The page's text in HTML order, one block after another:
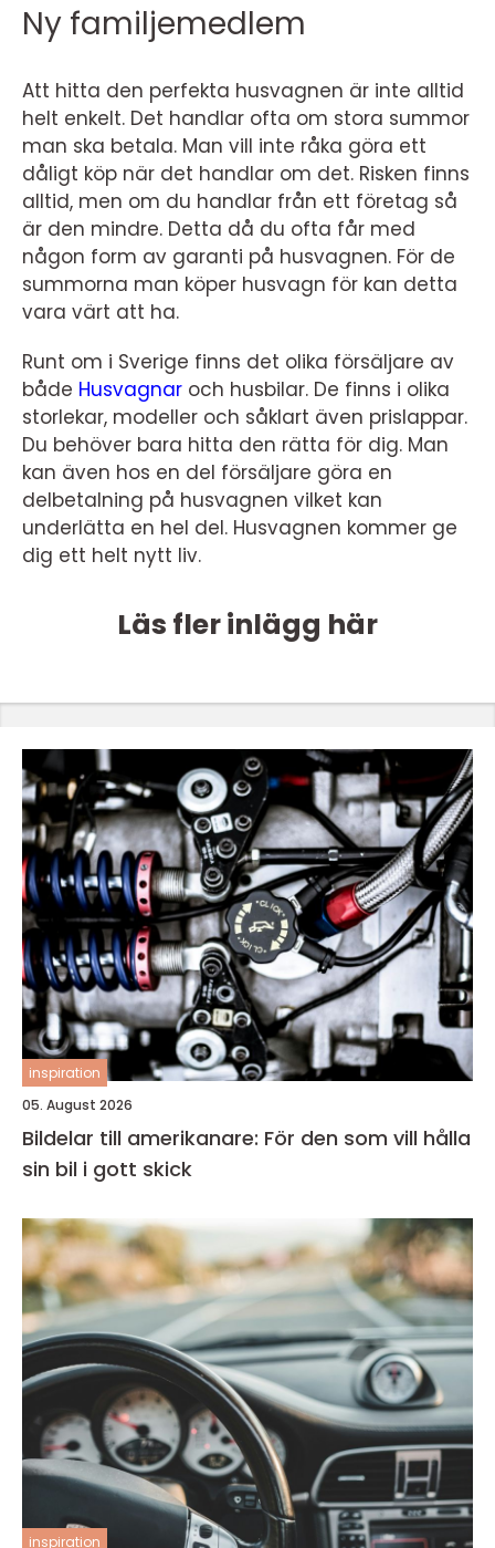
Ny familjemedlem
Att hitta den perfekta husvagnen är inte alltid
helt enkelt. Det handlar ofta om stora summor
man ska betala. Man vill inte råka göra ett
dåligt köp när det handlar om det. Risken finns
alltid, men om du handlar från ett företag så
är den mindre. Detta då du ofta får med
någon form av garanti på husvagnen. För de
summorna man köper husvagn för kan detta
vara värt att ha.
Runt om i Sverige finns det olika försäljare av
både Husvagnar och husbilar. De finns i olika
storlekar, modeller och såklart även prislappar.
Du behöver bara hitta den rätta för dig. Man
kan även hos en del försäljare göra en
delbetalning på husvagnen vilket kan
underlätta en hel del. Husvagnen kommer ge
dig ett helt nytt liv.
Läs fler inlägg här
inspiration
05. August 2026
Bildelar till amerikanare: För den som vill hålla
sin bil i gott skick
inspiration